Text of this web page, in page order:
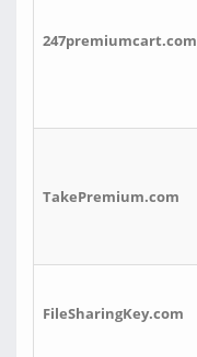
247premiumcart.com
TakePremium.com
FileSharingKey.com